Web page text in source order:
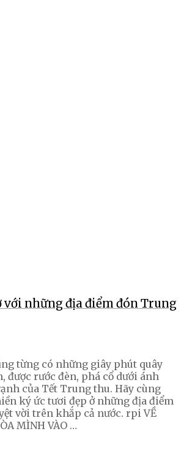
những địa điểm đón Trung
từng có những giây phút quây
được rước đèn, phá cổ dưới ánh
của Tết Trung thu. Hãy cùng
ký ức tươi đẹp ở những địa điểm
vời trên khắp cả nước. rpi VỀ
MÌNH VÀO …